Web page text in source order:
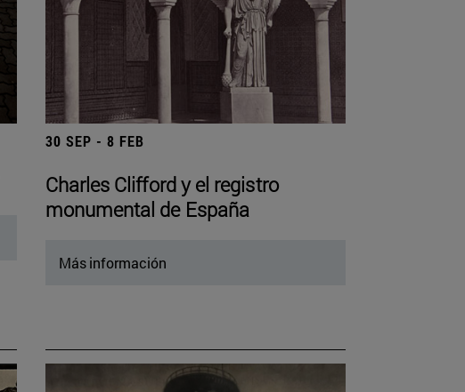
30 SEP - 8 FEB
Charles Clifford y el registro
monumental de España
Más información